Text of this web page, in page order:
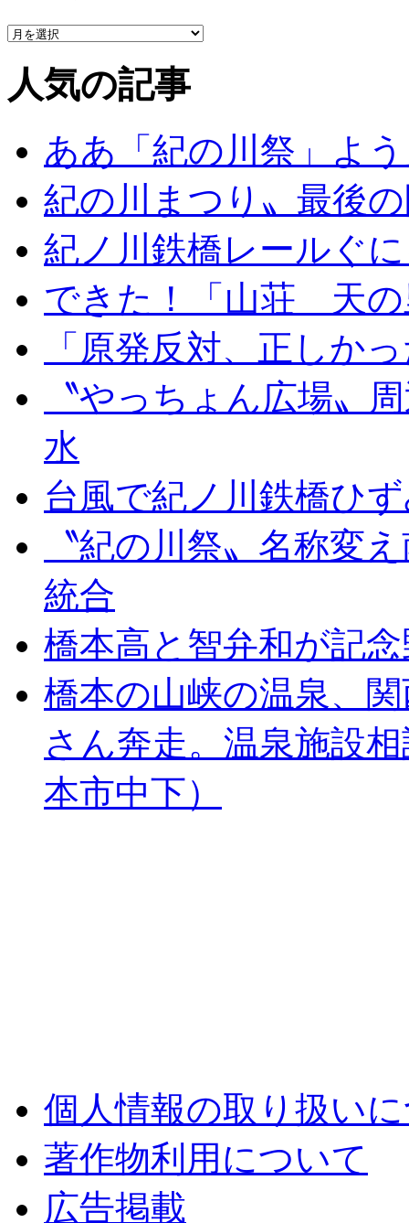
人気の記事
ああ「紀の川祭」よ
紀の川まつり〟最後
紀ノ川鉄橋レールぐ
できた！「山荘 天の
「原発反対、正しか
〝やっちょん広場〟
水
台風で紀ノ川鉄橋ひ
〝紀の川祭〟名称変
統合
橋本高と智弁和が記
橋本の山峡の温泉、
さん奔走。温泉施設
本市中下）
個人情報の取り扱い
著作物利用について
広告掲載